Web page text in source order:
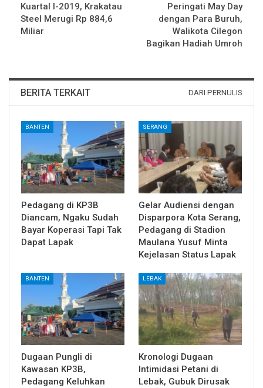
Kuartal I-2019, Krakatau
Steel Merugi Rp 884,6
Miliar
Peringati May Day
dengan Para Buruh,
Walikota Cilegon
Bagikan Hadiah Umroh
BERITA TERKAIT DARI PERNULIS
BANTEN
Pedagang di KP3B
Diancam, Ngaku Sudah
Bayar Koperasi Tapi Tak
Dapat Lapak
SERANG
Gelar Audiensi dengan
Disparpora Kota Serang,
Pedagang di Stadion
Maulana Yusuf Minta
Kejelasan Status Lapak
BANTEN
Dugaan Pungli di
Kawasan KP3B,
Pedagang Keluhkan
LEBAK
Kronologi Dugaan
Intimidasi Petani di
Lebak, Gubuk Dirusak